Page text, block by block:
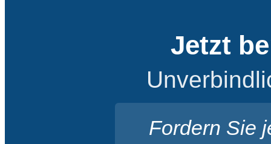
Jetzt
Fordern Sie